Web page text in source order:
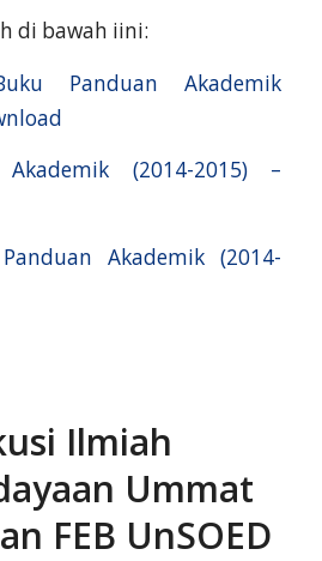
di bawah iini:
Panduan Akademik
(2014-2015) –
Akademik (2014-
Ilmiah
Ummat
FEB UnSOED